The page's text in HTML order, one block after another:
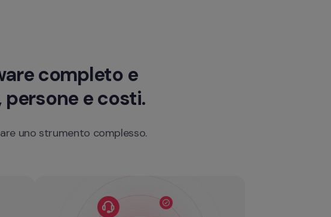
completo e
e costi.
uno strumento complesso.